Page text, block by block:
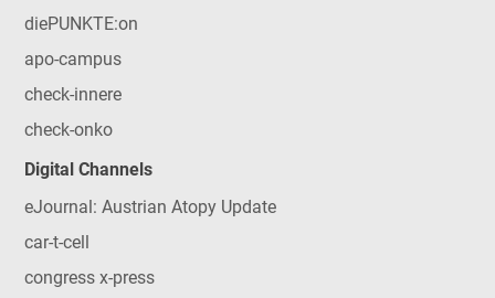
diePUNKTE:on
apo-campus
check-innere
check-onko
Digital Channels
eJournal: Austrian Atopy Update
car-t-cell
congress x-press